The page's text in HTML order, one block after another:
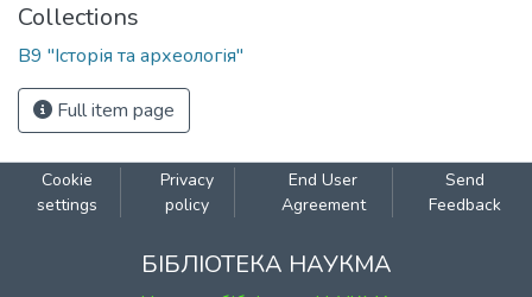
Collections
В9 "Історія та археологія"
Full item page
Cookie
settings
Privacy
policy
End User
Agreement
Send
Feedback
БІБЛІОТЕКА НАУКМА